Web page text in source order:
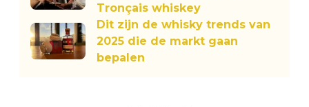
Tronçais whiskey
Dit zijn de whisky trends van
2025 die de markt gaan
bepalen